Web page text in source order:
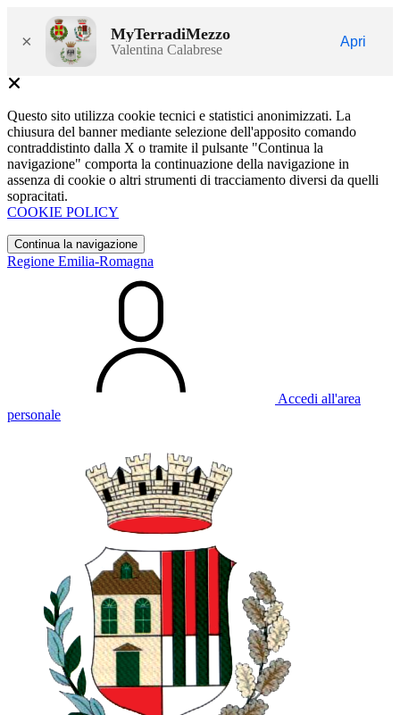
× MyTerradiMezzo
Valentina Calabrese
Apri
Questo sito utilizza cookie tecnici e statistici anonimizzati. La
chiusura del banner mediante selezione dell'apposito comando
contraddistinto dalla X o tramite il pulsante "Continua la
navigazione" comporta la continuazione della navigazione in
assenza di cookie o altri strumenti di tracciamento diversi da quelli
sopracitati.
COOKIE POLICY
Continua la navigazione
Regione Emilia-Romagna
Accedi all'area
personale